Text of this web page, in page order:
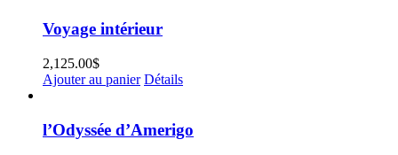
Voyage intérieur
2,125.00$
Ajouter au panier Détails
l’Odyssée d’Amerigo